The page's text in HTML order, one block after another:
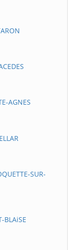
AGNES
SUR-